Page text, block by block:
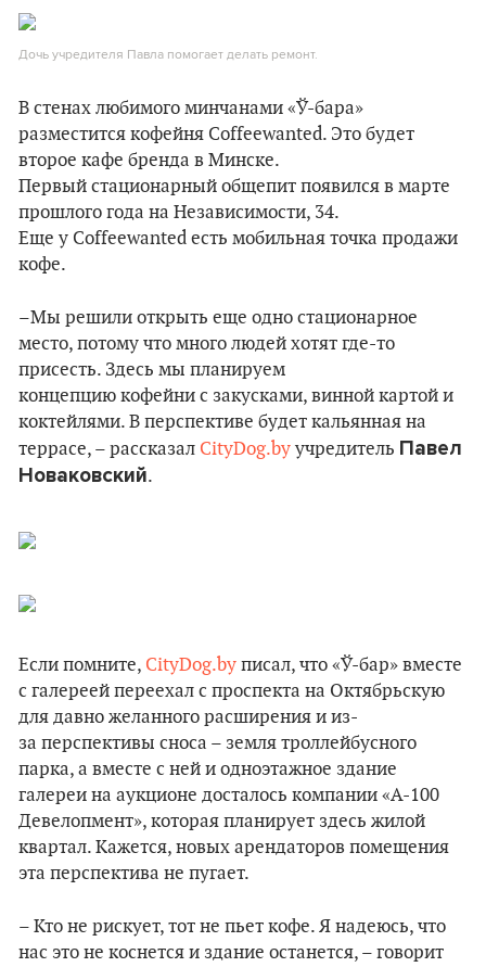
Дочь учредителя Павла помогает делать ремонт.
В стенах любимого минчанами «Ў-бара»
разместится кофейня Coffeewanted. Это будет
второе кафе бренда в Минске.
Первый стационарный общепит появился в марте
прошлого года на Независимости, 34.
Еще у Coffeewanted есть мобильная точка продажи
кофе.
–Мы решили открыть еще одно стационарное
место, потому что много людей хотят где-то
присесть. Здесь мы планируем
концепцию кофейни с закусками, винной картой и
коктейлями. В перспективе будет кальянная на
террасе, – рассказал CityDog.by учредитель Павел
Новаковский.
Если помните, CityDog.by писал, что «Ў-бар» вместе
с галереей переехал с проспекта на Октябрьскую
для давно желанного расширения и из-
за перспективы сноса – земля троллейбусного
парка, а вместе с ней и одноэтажное здание
галереи на аукционе досталось компании «А-100
Девелопмент», которая планирует здесь жилой
квартал. Кажется, новых арендаторов помещения
эта перспектива не пугает.
– Кто не рискует, тот не пьет кофе. Я надеюсь, что
нас это не коснется и здание останется, – говорит